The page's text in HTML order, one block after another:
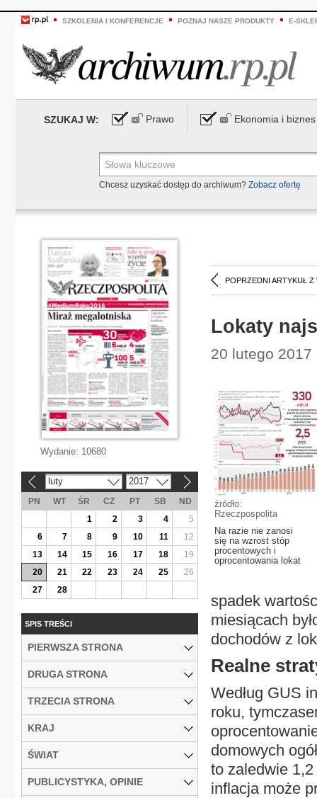
SZKOLENIA I KONFERENCJE POZNAJ NASZE PRODUKTY E-
SZUKAJ W: Prawo Ekonomia i biznes
Chcesz uzyskać dostęp do archiwum? Zobacz ofertę
POPRZEDNI ARTYKUŁ Z
Lokaty
20 lutego 2017
źródło:
Rzeczpospolita
Na razie nie zanosi
się na wzrost stóp
procentowych i
oprocentowania lokat
spadek
miesiącach
dochodów z
Realne
Według GUS
roku,
domowych
to zaledwie
inflacja może
Wydanie: 10680
luty 2017
PN WT ŚR CZ PT SB
ND
1
2 3 4
5
6
7 8 9 10 11
12
13
14 15 16 17 18
19
20
21 22 23 24 25
26
27
28
SPIS TREŚCI
PIERWSZA STRONA
DRUGA STRONA
TRZECIA STRONA
KRAJ
ŚWIAT
PUBLICYSTYKA, OPINIE